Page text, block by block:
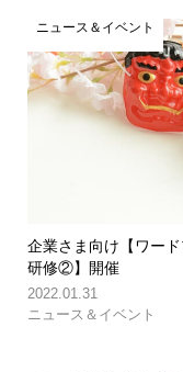
ニュース＆イベント
企業さま向け【ワード
研修②】開催
2022.01.31
ニュース＆イベント